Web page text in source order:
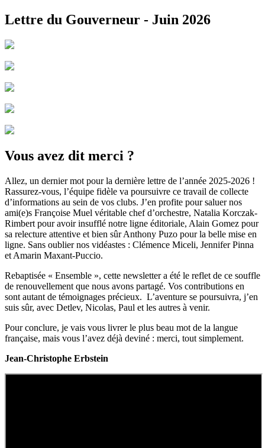
Lettre du Gouverneur - Juin 2026
Vous avez dit merci ?
Allez, un dernier mot pour la dernière lettre de l’année 2025-2026 !
Rassurez-vous, l’équipe fidèle va poursuivre ce travail de collecte
d’informations au sein de vos clubs. J’en profite pour saluer nos
ami(e)s Françoise Muel véritable chef d’orchestre, Natalia Korczak-
Rimbert pour avoir insufflé notre ligne éditoriale, Alain Gomez pour
sa relecture attentive et bien sûr Anthony Puzo pour la belle mise en
ligne. Sans oublier nos vidéastes : Clémence Miceli, Jennifer Pinna
et Amarin Maxant-Puccio.
Rebaptisée « Ensemble », cette newsletter a été le reflet de ce souffle
de renouvellement que nous avons partagé. Vos contributions en
sont autant de témoignages précieux. L’aventure se poursuivra, j’en
suis sûr, avec Detlev, Nicolas, Paul et les autres à venir.
Pour conclure, je vais vous livrer le plus beau mot de la langue
française, mais vous l’avez déjà deviné : merci, tout simplement.
Jean-Christophe Erbstein